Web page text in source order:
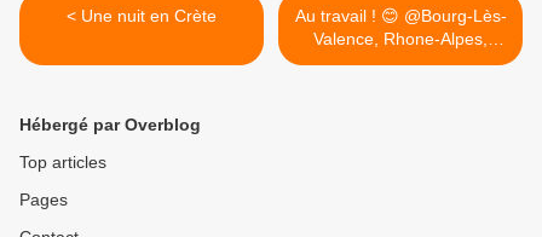
< Une nuit en Crète
Au travail ! 😊 @Bourg-Lès-
Valence, Rhone-Alpes,
France >
Hébergé par Overblog
Top articles
Pages